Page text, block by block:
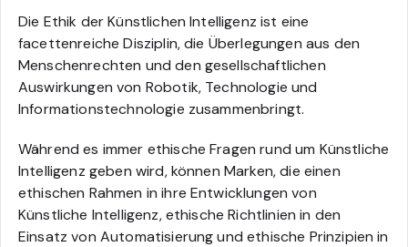
Die Ethik der Künstlichen Intelligenz ist eine
facettenreiche Disziplin, die Überlegungen aus den
Menschenrechten und den gesellschaftlichen
Auswirkungen von Robotik, Technologie und
Informationstechnologie zusammenbringt.
Während es immer ethische Fragen rund um Künstliche
Intelligenz geben wird, können Marken, die einen
ethischen Rahmen in ihre Entwicklungen von
Künstliche Intelligenz, ethische Richtlinien in den
Einsatz von Automatisierung und ethische Prinzipien in